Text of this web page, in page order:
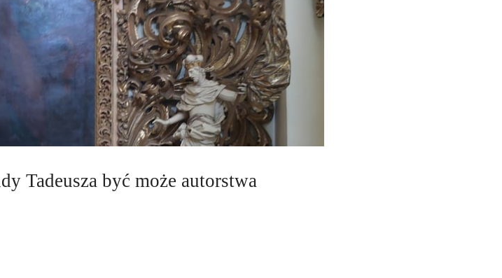
Tadeusza być może autorstwa